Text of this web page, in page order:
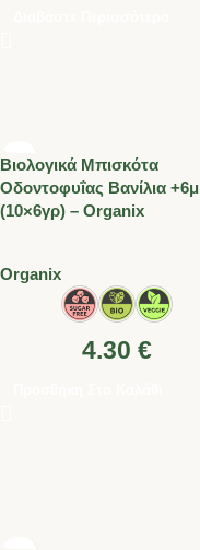
Βιολογικά Μπισκότα
Oδοντοφυΐας Βανίλια +6μ
(10×6γρ) – Organix
Organix
4.30 €